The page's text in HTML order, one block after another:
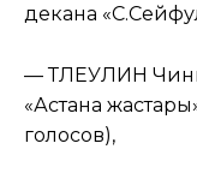
декана
— ТЛЕУЛИН
«Астана
голосов),